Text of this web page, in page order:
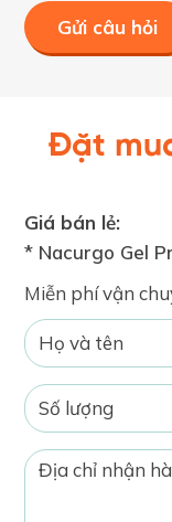
Gửi câu hỏi
Đặt
Giá bán lẻ:
* Nacurgo Gel
Miễn phí vận